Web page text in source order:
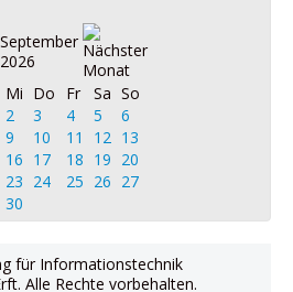
September
2026
Mi Do Fr Sa So
2 3 4 5
6
9 10 11 12 13
16 17 18 19 20
23 24 25 26 27
30
für Informationstechnik
Alle Rechte vorbehalten.